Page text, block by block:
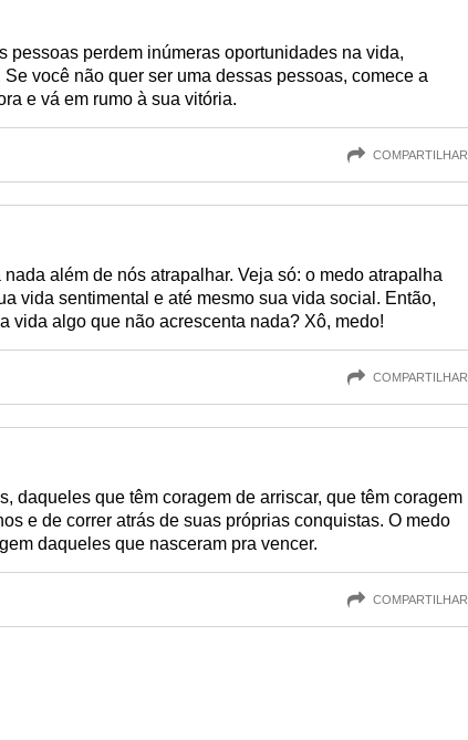
pessoas perdem inúmeras oportunidades na vida,
você não quer ser uma dessas pessoas, comece a
e vá em rumo à sua vitória.
COMPARTILHAR
além de nós atrapalhar. Veja só: o medo atrapalha
vida sentimental e até mesmo sua vida social. Então,
vida algo que não acrescenta nada? Xô, medo!
COMPARTILHAR
daqueles que têm coragem de arriscar, que têm coragem
e de correr atrás de suas próprias conquistas. O medo
daqueles que nasceram pra vencer.
COMPARTILHAR